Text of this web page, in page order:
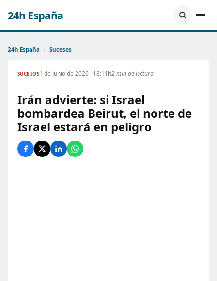
24h España
24h España › Sucesos
SUCESOS1 de Junio de 2026 · 18:11h2 min de lectura
Irán advierte: si Israel
bombardea Beirut, el norte de
Israel estará en peligro